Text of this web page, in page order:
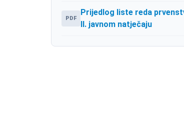
PDF
Prijedlog liste reda
II. javnom natječaju